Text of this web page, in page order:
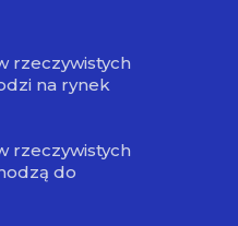
rzeczywistych
na rynek
rzeczywistych
do